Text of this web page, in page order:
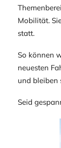
Mobilität.
statt.
So können
neuesten
und bleiben
Seid